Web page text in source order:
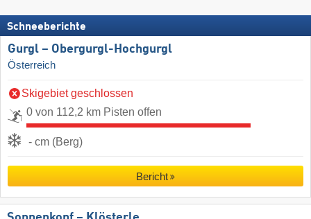
Schneeberichte
Gurgl – Obergurgl-Hochgurgl
Österreich
Skigebiet geschlossen
0 von 112,2 km Pisten offen
- cm (Berg)
Bericht